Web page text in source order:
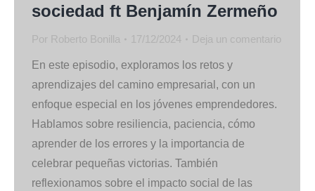
sociedad ft Benjamín Zermeño
Por Roberto Bonilla 17/12/2024 Deja un comentario
En este episodio, exploramos los retos y
aprendizajes del camino empresarial, con un
enfoque especial en los jóvenes emprendedores.
Hablamos sobre resiliencia, paciencia, cómo
aprender de los errores y la importancia de
celebrar pequeñas victorias. También
reflexionamos sobre el impacto social de las